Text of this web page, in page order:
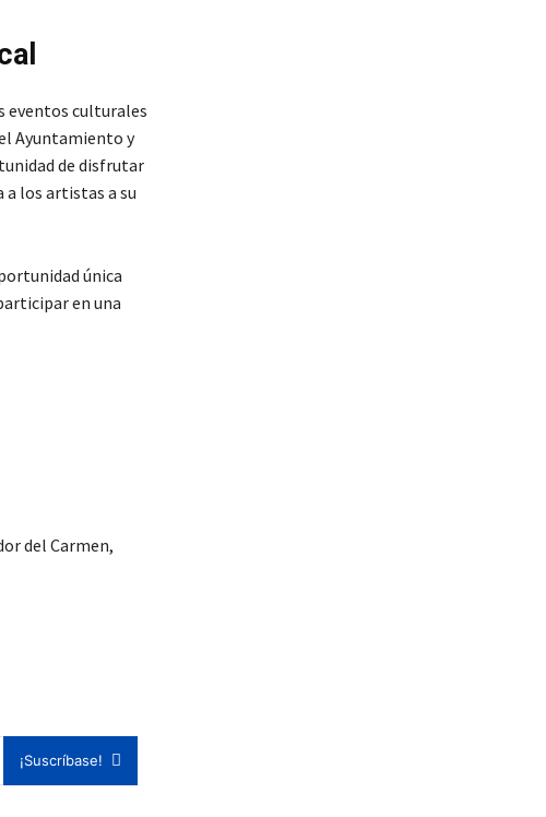
eventos culturales
Ayuntamiento y
de disfrutar
a los artistas a su
única
en una
del Carmen,
¡Suscríbase!